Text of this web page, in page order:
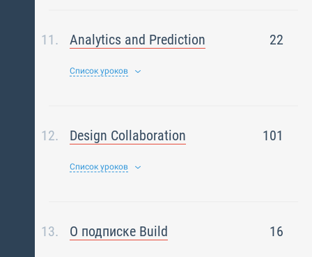
Analytics and Prediction 22
Список уроков
Design Collaboration 101
Список уроков
О подписке Build 16